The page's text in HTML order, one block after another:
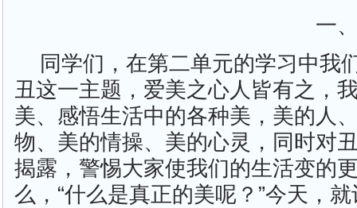
一
同学们，在第二单元的学习中我
丑这一主题，爱美之心人皆有之，
美、感悟生活中的各种美，美的人
物、美的情操、美的心灵，同时对
揭露，警惕大家使我们的生活变的
么，“什么是真正的美呢？”今天，